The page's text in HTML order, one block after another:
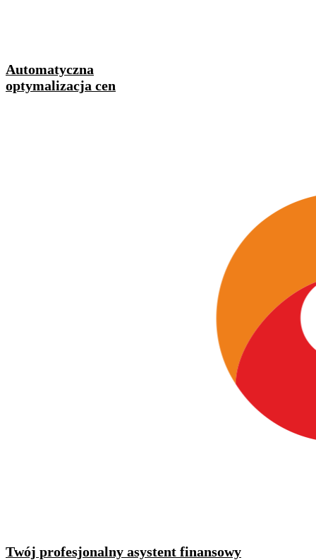
Automatyczna
optymalizacja cen
Twój profesjonalny asystent finansowy